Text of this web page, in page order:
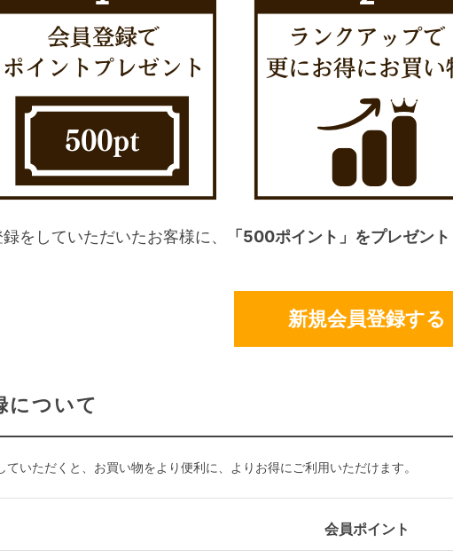
をしていただいたお客様に、 「500ポイント」をプレゼント
新規会員登録する
について
ていただくと、お買い物をより便利に、よりお得にご利用いただけます。
会員ポイント